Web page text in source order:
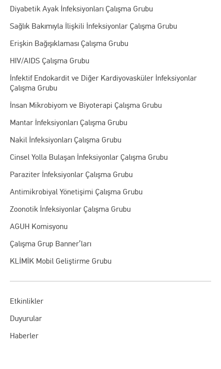
Diyabetik Ayak İnfeksiyonları Çalışma Grubu
Sağlık Bakımıyla İlişkili İnfeksiyonlar Çalışma Grubu
Erişkin Bağışıklaması Çalışma Grubu
HIV/AIDS Çalışma Grubu
İnfektif Endokardit ve Diğer Kardiyovasküler İnfeksiyonlar
Çalışma Grubu
İnsan Mikrobiyom ve Biyoterapi Çalışma Grubu
Mantar İnfeksiyonları Çalışma Grubu
Nakil İnfeksiyonları Çalışma Grubu
Cinsel Yolla Bulaşan İnfeksiyonlar Çalışma Grubu
Paraziter İnfeksiyonlar Çalışma Grubu
Antimikrobiyal Yönetişimi Çalışma Grubu
Zoonotik İnfeksiyonlar Çalışma Grubu
AGUH Komisyonu
Çalışma Grup Banner’ları
KLİMİK Mobil Geliştirme Grubu
Etkinlikler
Duyurular
Haberler